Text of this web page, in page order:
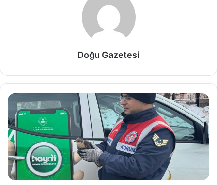
Doğu Gazetesi